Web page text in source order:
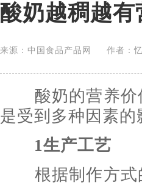
酸奶越稠越有
来源：中国食品产品网 作者
酸奶的营养价
是受到多种因素的
1生产工艺
根据制作方式